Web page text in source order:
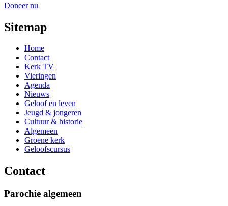
Doneer nu
Sitemap
Home
Contact
Kerk TV
Vieringen
Agenda
Nieuws
Geloof en leven
Jeugd & jongeren
Cultuur & historie
Algemeen
Groene kerk
Geloofscursus
Contact
Parochie algemeen